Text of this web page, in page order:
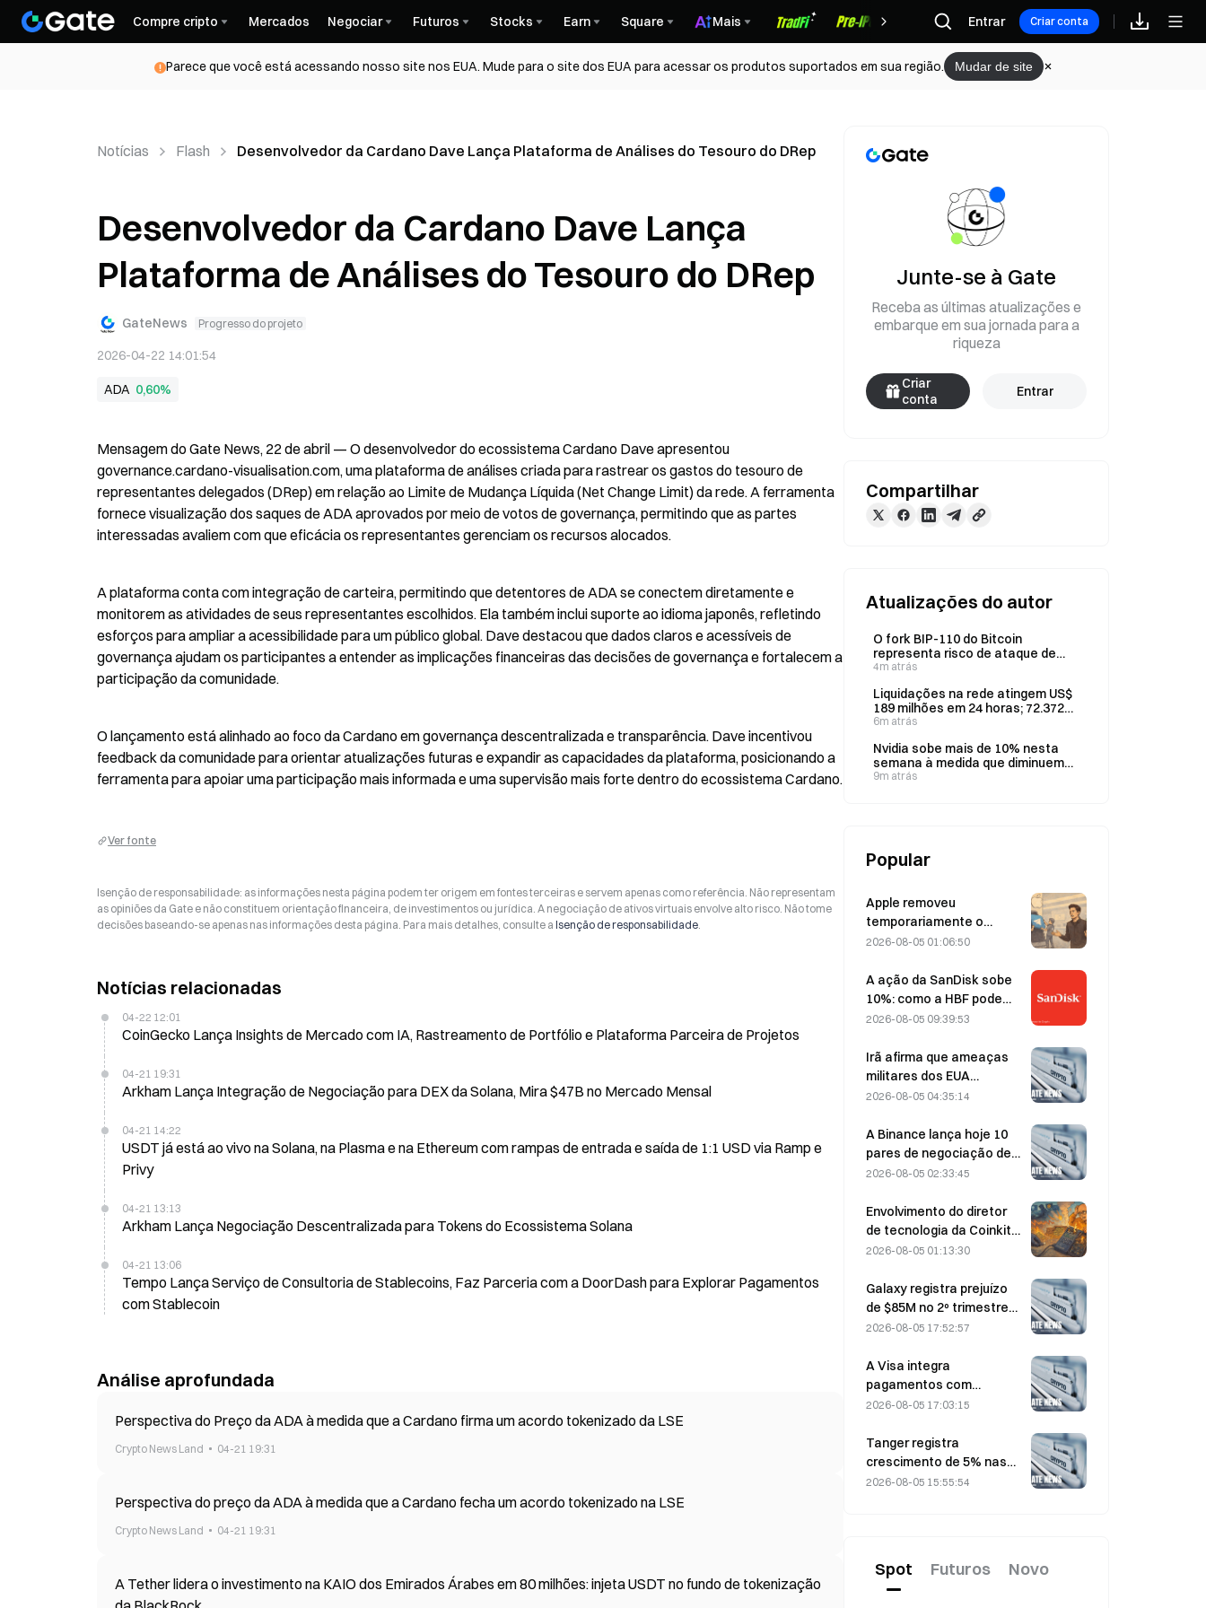
Compre cripto Mercados Negociar Futuros Stocks Earn Square Mais Recompensas
Entrar Criar conta
Parece que você está acessando nosso site nos EUA. Mude para o site dos EUA para acessar os produtos suportados em sua região. Mudar de site
Notícias Flash Desenvolvedor da Cardano Dave Lança Plataforma de Análises do Tesouro do DRep
Desenvolvedor da Cardano Dave Lança
Plataforma de Análises do Tesouro do DRep
GateNews Progresso do projeto
2026-04-22 14:01:54
ADA 0,60%
Mensagem do Gate News, 22 de abril — O desenvolvedor do ecossistema Cardano Dave apresentou
governance.cardano-visualisation.com, uma plataforma de análises criada para rastrear os gastos do tesouro de
representantes delegados (DRep) em relação ao Limite de Mudança Líquida (Net Change Limit) da rede. A ferramenta
fornece visualização dos saques de ADA aprovados por meio de votos de governança, permitindo que as partes
interessadas avaliem com que eficácia os representantes gerenciam os recursos alocados.
A plataforma conta com integração de carteira, permitindo que detentores de ADA se conectem diretamente e
monitorem as atividades de seus representantes escolhidos. Ela também inclui suporte ao idioma japonês, refletindo
esforços para ampliar a acessibilidade para um público global. Dave destacou que dados claros e acessíveis de
governança ajudam os participantes a entender as implicações financeiras das decisões de governança e fortalecem a
participação da comunidade.
O lançamento está alinhado ao foco da Cardano em governança descentralizada e transparência. Dave incentivou
feedback da comunidade para orientar atualizações futuras e expandir as capacidades da plataforma, posicionando a
ferramenta para apoiar uma participação mais informada e uma supervisão mais forte dentro do ecossistema Cardano.
Ver fonte
Isenção de responsabilidade: as informações nesta página podem ter origem em fontes terceiras e servem apenas como referência. Não representam
as opiniões da Gate e não constituem orientação financeira, de investimentos ou jurídica. A negociação de ativos virtuais envolve alto risco. Não tome
decisões baseando-se apenas nas informações desta página. Para mais detalhes, consulte a Isenção de responsabilidade.
Notícias relacionadas
04-22 12:01
CoinGecko Lança Insights de Mercado com IA, Rastreamento de Portfólio e Plataforma Parceira de Projetos
04-21 19:31
Arkham Lança Integração de Negociação para DEX da Solana, Mira $47B no Mercado Mensal
04-21 14:22
USDT já está ao vivo na Solana, na Plasma e na Ethereum com rampas de entrada e saída de 1:1 USD via Ramp e
Privy
04-21 13:13
Arkham Lança Negociação Descentralizada para Tokens do Ecossistema Solana
04-21 13:06
Tempo Lança Serviço de Consultoria de Stablecoins, Faz Parceria com a DoorDash para Explorar Pagamentos
com Stablecoin
Análise aprofundada
Perspectiva do Preço da ADA à medida que a Cardano firma um acordo tokenizado da LSE
Crypto News Land 04-21 19:31
Perspectiva do preço da ADA à medida que a Cardano fecha um acordo tokenizado na LSE
Crypto News Land 04-21 19:31
A Tether lidera o investimento na KAIO dos Emirados Árabes em 80 milhões: injeta USDT no fundo de tokenização
Junte-se à Gate
Receba as últimas atualizações e
embarque em sua jornada para a
riqueza
Criar
conta
Entrar
Compartilhar
Atualizações do autor
O fork BIP-110 do Bitcoin
representa risco de ataque de
repetição antes do início de
4m atrás
Liquidações na rede atingem US$
189 milhões em 24 horas; 72.372
traders liquidados
6m atrás
Nvidia sobe mais de 10% nesta
semana à medida que diminuem
as preocupações com os
9m atrás
Popular
Apple removeu
temporariamente o
Telegram por causa de
dizendo ter sido alvo de
um “ataque de
segurança”.
2026-08-05 01:06:50
A ação da SanDisk sobe
10%: como a HBF pode
dar início a um novo ciclo
IA — e os resultados
financeiros podem validar
a tese de crescimento?
2026-08-05 09:39:53
Irã afirma que ameaças
militares dos EUA
atrasam acordo com Omã
em 5 de agosto
2026-08-05 04:35:14
A Binance lança hoje 10
pares de negociação de
bStocks às 20:00 (UTC+8),
para makers.
2026-08-05 02:33:45
Envolvimento do diretor
de tecnologia da Coinkite
em incidente envolvendo
Coldcard desencadeia
quatro ondas de ataques,
com perdas de US$ 114
2026-08-05 01:13:30
Galaxy registra prejuízo
de $85M no 2º trimestre
de 2026; receita fica US$
esperado, ação cai 7,23%
2026-08-05 17:52:57
A Visa integra
pagamentos com
stablecoins à Visa Direct
com a Zero Hash
2026-08-05 17:03:15
Tanger registra
crescimento de 5% nas
vendas, impulsionado pelo
2026-08-05 15:55:54
Spot Futuros Novo